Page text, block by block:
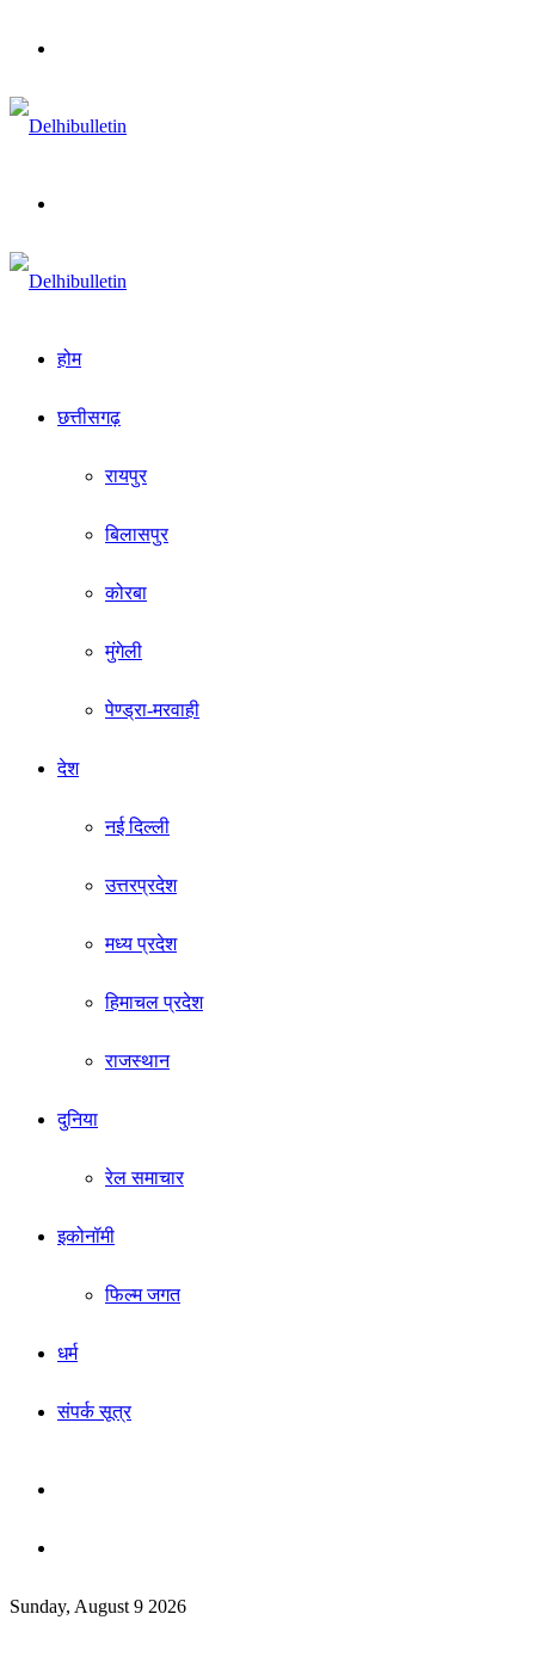
होम
छत्तीसगढ़
रायपुर
बिलासपुर
कोरबा
मुंगेली
पेण्ड्रा-मरवाही
देश
नई दिल्ली
उत्तरप्रदेश
मध्य प्रदेश
हिमाचल प्रदेश
राजस्थान
दुनिया
रेल समाचार
इकोनॉमी
फिल्म जगत
धर्म
संपर्क सूत्र
for
Sunday, August 9 2026